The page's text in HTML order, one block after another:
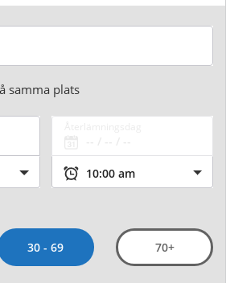
samma plats
30 - 69 70+